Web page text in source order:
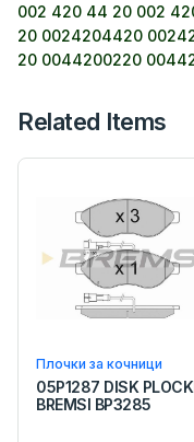
002 420 44 20 002
20 0024204420
20 0044200220
Related Items
Плочки за кочници
05P1287 DISK
BREMSI BP3285